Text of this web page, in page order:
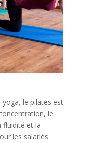
le pilates est
le
fluidité et la
les salariés